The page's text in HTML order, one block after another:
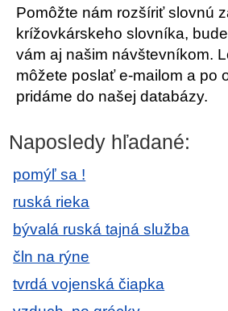
Pomôžte nám rozšíriť slovnú
krížovkárskeho slovníka,
vám aj našim návštevníkom.
môžete poslať e-mailom a po
pridáme do našej databázy.
Naposledy hľadané:
pomýľ sa !
ruská rieka
bývalá ruská tajná služba
čln na rýne
tvrdá vojenská čiapka